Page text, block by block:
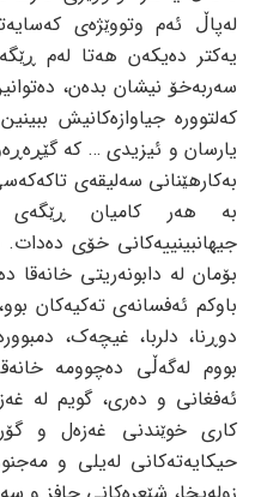
له‌پاڵ ئه‌م وتووێژه‌ی
یه‌کتر ده‌یکه‌ن هه‌تا له‌م
سه‌ربه‌خۆ نیشان بده‌ن،
که‌لتووره‌ جیاوازه‌کانیش
یارسان و ئیزیدی … که‌
به‌کارهێنانی سه‌لیقه‌ی
به‌ هه‌ر کامیان ڕێگه‌ی
بۆمان له‌ دابونه‌ریتی
باوکم ئه‌فسانه‌ی ته‌کیه‌کان
دوڕنا، دلربا، غیچه‌ک،
بووم له‌گه‌ڵی ده‌چوومه‌
ئه‌فغانی و ده‌ری، گویم له‌
کاری خوێندنی غه‌زه‌ل و
حیکایه‌ته‌کانی له‌یلی و